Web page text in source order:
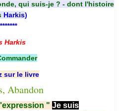
qui suis-je ? - dont l'histoire
Harkis)
*******
Harkis
sur le livre
" Je suis